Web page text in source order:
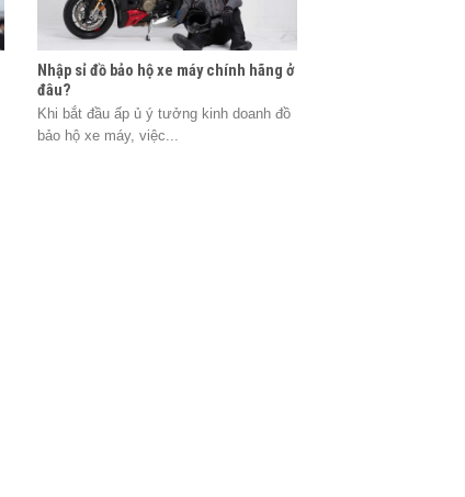
Nhập sỉ đồ bảo hộ xe máy chính hãng ở
đâu?
Khi bắt đầu ấp ủ ý tưởng kinh doanh đồ
bảo hộ xe máy, việc...